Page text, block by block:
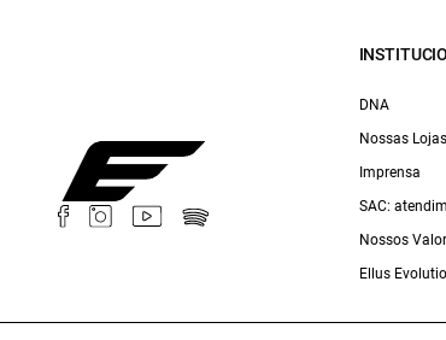
DNA
Nossas Lojas
Imprensa
SAC:
Nossos
Ellus